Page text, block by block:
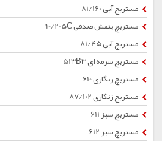
مستربچ آبی 81/160
مستربچ بنفش صدفی 90/205C
مستربچ آبی 81/45
مستربچ سرمه ای 513B3
مستربچ زنگاری 610
مستربچ زنگاری 87/102
مستربچ سبز 611
مستربچ سبز 612